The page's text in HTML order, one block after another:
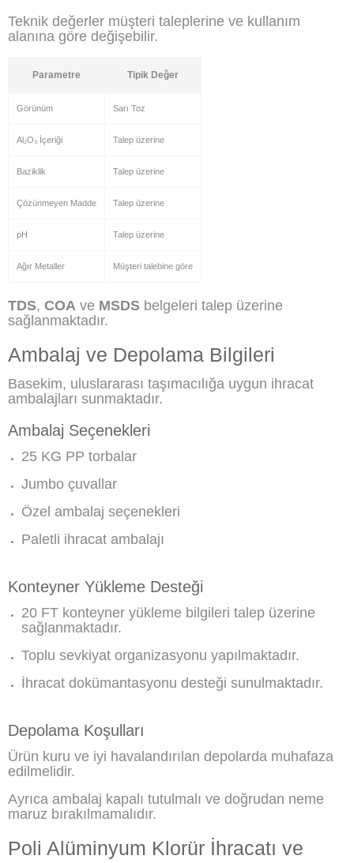
Teknik değerler müşteri taleplerine ve kullanım
alanına göre değişebilir.
Parametre Tipik Değer
Görünüm Sarı Toz
Al₂O₃ İçeriği Talep üzerine
Baziklik Talep üzerine
Çözünmeyen Madde Talep üzerine
pH Talep üzerine
Ağır Metaller Müşteri talebine göre
TDS, COA ve MSDS belgeleri talep üzerine
sağlanmaktadır.
Ambalaj ve Depolama Bilgileri
Basekim, uluslararası taşımacılığa uygun ihracat
ambalajları sunmaktadır.
Ambalaj Seçenekleri
25 KG PP torbalar
Jumbo çuvallar
Özel ambalaj seçenekleri
Paletli ihracat ambalajı
Konteyner Yükleme Desteği
20 FT konteyner yükleme bilgileri talep üzerine
sağlanmaktadır.
Toplu sevkiyat organizasyonu yapılmaktadır.
İhracat dokümantasyonu desteği sunulmaktadır.
Depolama Koşulları
Ürün kuru ve iyi havalandırılan depolarda muhafaza
edilmelidir.
Ayrıca ambalaj kapalı tutulmalı ve doğrudan neme
maruz bırakılmamalıdır.
Poli Alüminyum Klorür İhracatı ve